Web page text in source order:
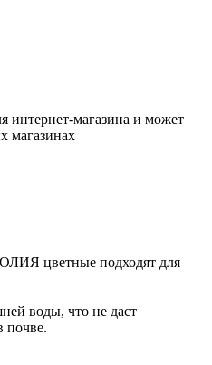
интернет-магазина и может
магазинах
цветные подходят для
воды, что не даст
почве.